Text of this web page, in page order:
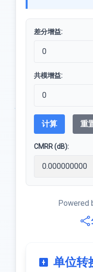
差分增益:
共模增益:
计算 重
CMRR (dB):
Powered
单位转